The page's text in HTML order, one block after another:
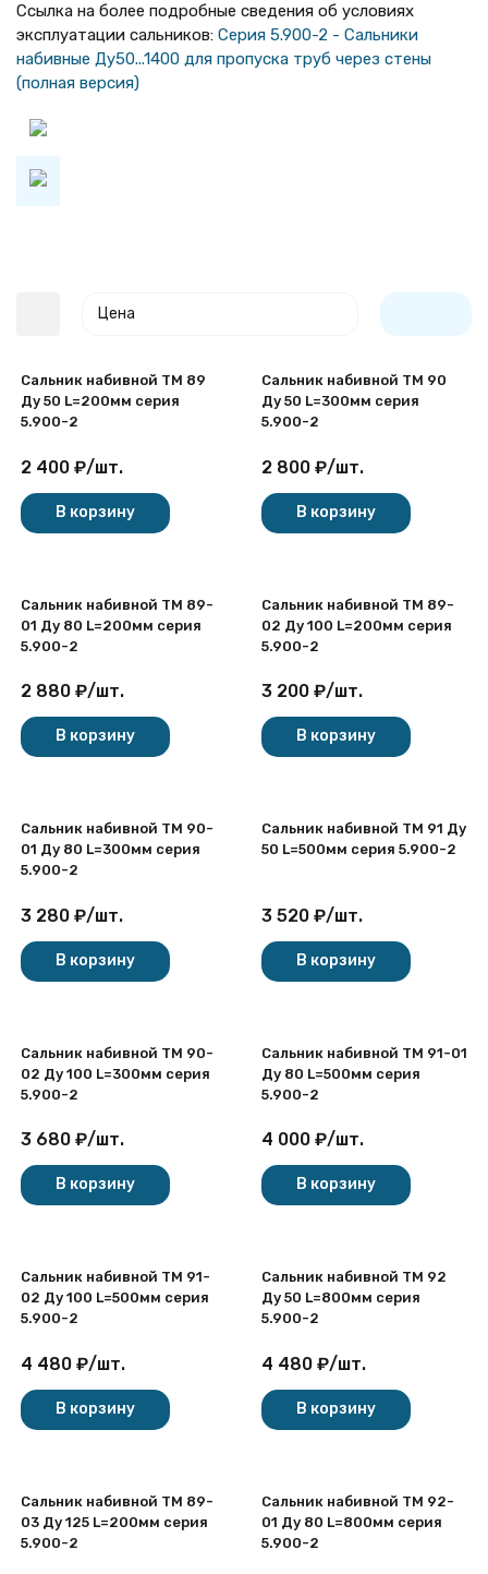
Ссылка на более подробные сведения об условиях
эксплуатации сальников: Серия 5.900-2 - Сальники
набивные Ду50...1400 для пропуска труб через стены
(полная версия)
Цена
Сальник набивной ТМ 89
Ду 50 L=200мм серия
5.900-2
2 400 ₽/шт.
В корзину
Сальник набивной ТМ 90
Ду 50 L=300мм серия
5.900-2
2 800 ₽/шт.
В корзину
Сальник набивной ТМ 89-
01 Ду 80 L=200мм серия
5.900-2
2 880 ₽/шт.
В корзину
Сальник набивной ТМ 89-
02 Ду 100 L=200мм серия
5.900-2
3 200 ₽/шт.
В корзину
Сальник набивной ТМ 90-
01 Ду 80 L=300мм серия
5.900-2
3 280 ₽/шт.
В корзину
Сальник набивной ТМ 91 Ду
50 L=500мм серия 5.900-2
3 520 ₽/шт.
В корзину
Сальник набивной ТМ 90-
02 Ду 100 L=300мм серия
5.900-2
3 680 ₽/шт.
В корзину
Сальник набивной ТМ 91-01
Ду 80 L=500мм серия
5.900-2
4 000 ₽/шт.
В корзину
Сальник набивной ТМ 91-
02 Ду 100 L=500мм серия
5.900-2
4 480 ₽/шт.
В корзину
Сальник набивной ТМ 92
Ду 50 L=800мм серия
5.900-2
4 480 ₽/шт.
В корзину
Сальник набивной ТМ 89-
03 Ду 125 L=200мм серия
5.900-2
Сальник набивной ТМ 92-
01 Ду 80 L=800мм серия
5.900-2